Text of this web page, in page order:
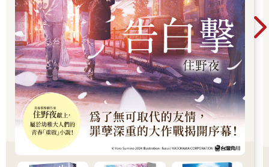
戰爭即和平
自由即奴役
無知即力量
據說，「真理部」在地面上有三千個房間，而地面下的結構與之
相等。在倫敦別的地方，還有三座其他大樓，外觀和規模上與之
相似。它們使得周圍的建築成了小巫見大巫，所以在勝利大廈的
屋頂你可以同時看到這四座建築。它們是四大政府部門的所在
地。「真理部」負責新聞、娛樂、教育和藝術；「和平部」負責
戰爭；「友愛部」維持法律與秩序；「富足部」負責經濟事務。
在「新語」中，它們分別被稱為「真部」、「和部」、「愛部」
和「富部」。